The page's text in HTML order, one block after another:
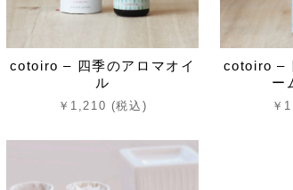
cotoiro – 四季のアロマオイ
ル
￥1,210 (税込)
cotoiro –
ー
￥